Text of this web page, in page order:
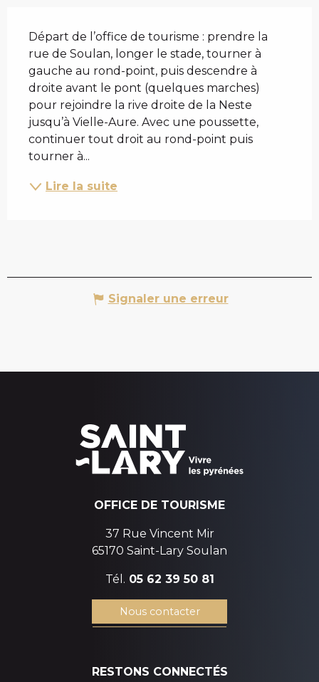
Départ de l’office de tourisme : prendre la
rue de Soulan, longer le stade, tourner à
gauche au rond-point, puis descendre à
droite avant le pont (quelques marches)
pour rejoindre la rive droite de la Neste
jusqu’à Vielle-Aure. Avec une poussette,
continuer tout droit au rond-point puis
tourner à...
Lire la suite
Signaler une erreur
OFFICE DE TOURISME
37 Rue Vincent Mir
65170 Saint-Lary Soulan
Tél. 05 62 39 50 81
Nous contacter
RESTONS CONNECTÉS